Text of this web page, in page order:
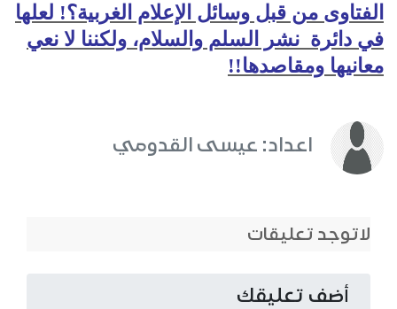
الفتاوى من قبل وسائل الإعلام الغربية؟! لعلها
في دائرة نشر السلم والسلام، ولكننا لا نعي
معانيها ومقاصدها!!
اعداد: عيسى القدومي
لاتوجد تعليقات
أضف تعليقك